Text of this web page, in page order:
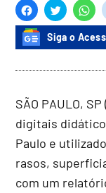
Siga o
SÃO PAULO,
digitais
Paulo e
rasos,
com um